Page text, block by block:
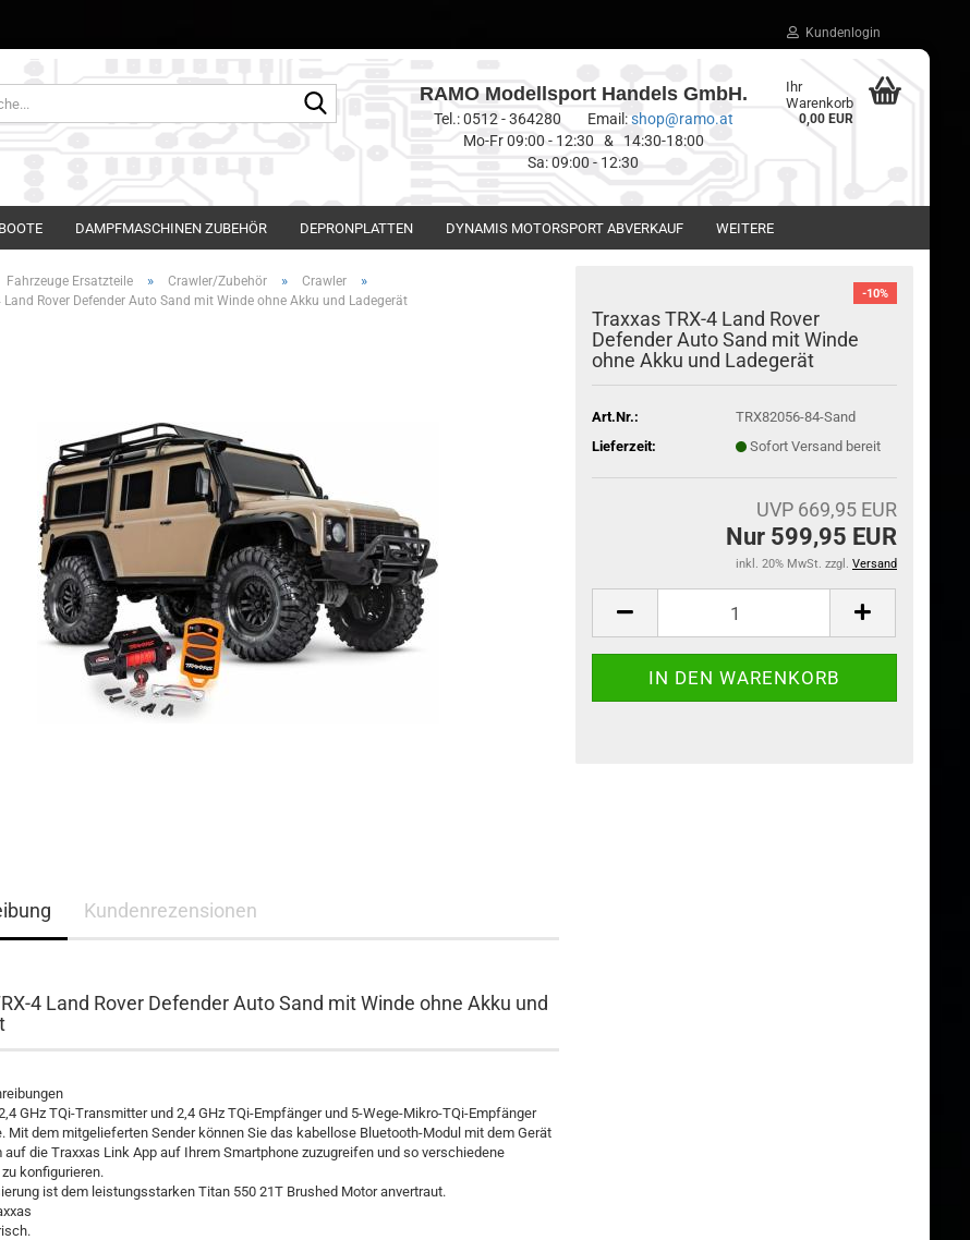
Kundenlogin
RAMO Modellsport Handels GmbH.
Tel.: 0512 - 364280 Email:shop@ramo.at
Mo-Fr 09:00 - 12:30 & 14:30-18:00
Sa: 09:00 - 12:30
Ihr
Warenkorb
0,00 EUR
BOOTE DAMPFMASCHINEN ZUBEHÖR DEPRONPLATTEN DYNAMIS MOTORSPORT ABVERKAUF WEITERE
Fahrzeuge Ersatzteile » Crawler/Zubehör » Crawler »
Land Rover Defender Auto Sand mit Winde ohne Akku und Ladegerät -10%
Traxxas TRX-4 Land Rover
Defender Auto Sand mit Winde
ohne Akku und Ladegerät
Art.Nr.:
TRX82056-84-Sand
Lieferzeit:
Sofort Versand bereit
UVP 669,95 EUR
Nur 599,95 EUR
inkl. 20% MwSt. zzgl. Versand
Kundenrezensionen
4 Land Rover Defender Auto Sand mit Winde ohne Akku und
GHz TQi-Transmitter und 2,4 GHz TQi-Empfänger und 5-Wege-Mikro-TQi-Empfänger
Mit dem mitgelieferten Sender können Sie das kabellose Bluetooth-Modul mit dem Gerät
auf die Traxxas Link App auf Ihrem Smartphone zuzugreifen und so verschiedene
konfigurieren.
ist dem leistungsstarken Titan 550 21T Brushed Motor anvertraut.